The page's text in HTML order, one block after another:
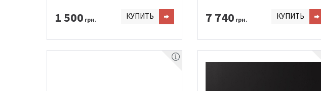
1 500 грн. КУПИТЬ 7 740 грн. КУПИТЬ